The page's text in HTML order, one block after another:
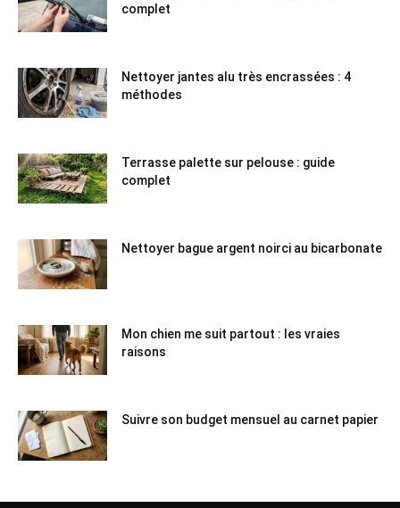
complet
Nettoyer jantes alu très encrassées : 4
méthodes
Terrasse palette sur pelouse : guide
complet
Nettoyer bague argent noirci au bicarbonate
Mon chien me suit partout : les vraies
raisons
Suivre son budget mensuel au carnet papier